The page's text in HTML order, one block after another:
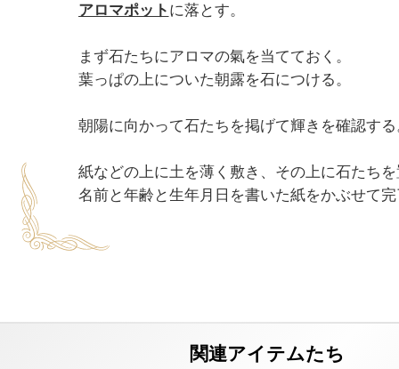
アロマポット に落とす。
まず石たちにアロマの氣を当てておく。
葉っぱの上についた朝露を石につける。
朝陽に向かって石たちを掲げて輝きを確認する
紙などの上に土を薄く敷き、その上に石たち